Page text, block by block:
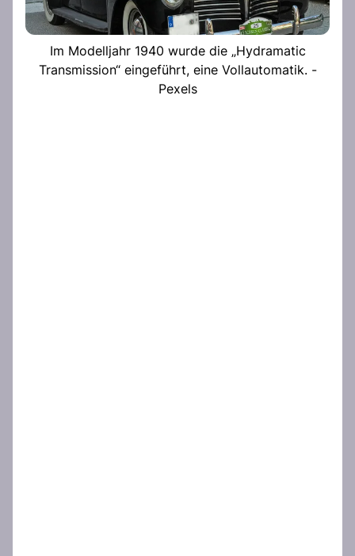
Im Modelljahr 1940 wurde die „Hydramatic
Transmission“ eingeführt, eine Vollautomatik. -
Pexels